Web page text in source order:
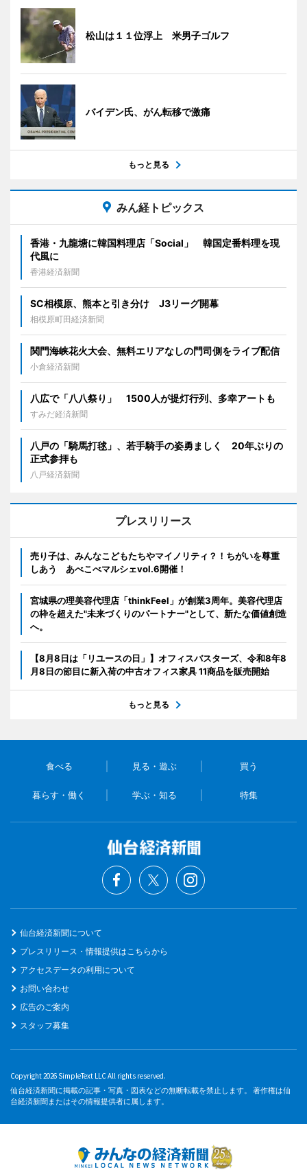
松山は１１位浮上 米男子ゴルフ
バイデン氏、がん転移で激痛
もっと見る
みん経トピックス
香港・九龍塘に韓国料理店「Social」 韓国定番料理を現
代風に
香港経済新聞
SC相模原、熊本と引き分け J3リーグ開幕
相模原町田経済新聞
関門海峡花火大会、無料エリアなしの門司側をライブ配信
小倉経済新聞
八広で「八八祭り」 1500人が提灯行列、多幸アートも
すみだ経済新聞
八戸の「騎馬打毬」、若手騎手の姿勇ましく 20年ぶりの
正式参拝も
八戸経済新聞
プレスリリース
売り子は、みんなこどもたちやマイノリティ？！ちがいを尊重
しあう あべこべマルシェvol.6開催！
宮城県の理美容代理店「thinkFeel」が創業3周年。美容代理店
の枠を超えた"未来づくりのパートナー"として、新たな価値創造
へ。
【8月8日は「リユースの日」】オフィスバスターズ、令和8年8
月8日の節目に新入荷の中古オフィス家具 11商品を販売開始
もっと見る
食べる 見る・遊ぶ 買う
暮らす・働く 学ぶ・知る 特集
仙台経済新聞について
プレスリリース・情報提供はこちらから
アクセスデータの利用について
お問い合わせ
広告のご案内
スタッフ募集
Copyright 2026 SimpleText LLC All rights reserved.
仙台経済新聞に掲載の記事・写真・図表などの無断転載を禁止します。 著作権は仙
台経済新聞またはその情報提供者に属します。